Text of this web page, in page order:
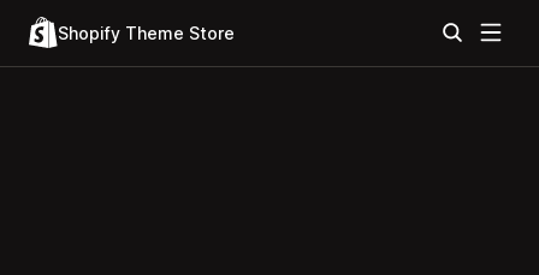
Shopify Theme Store